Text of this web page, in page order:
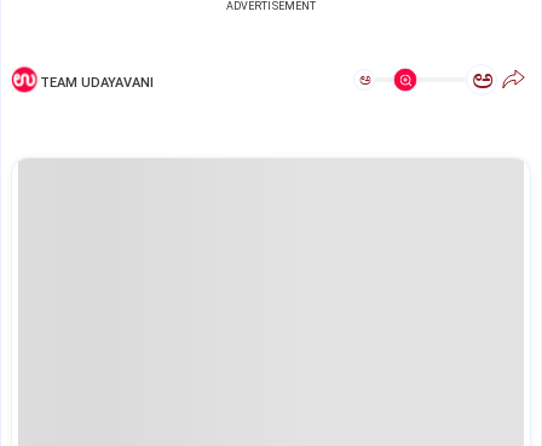
ADVERTISEMENT
TEAM UDAYAVANI ಅ ಅ